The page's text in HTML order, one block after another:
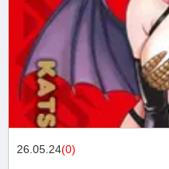
26.05.24(0)